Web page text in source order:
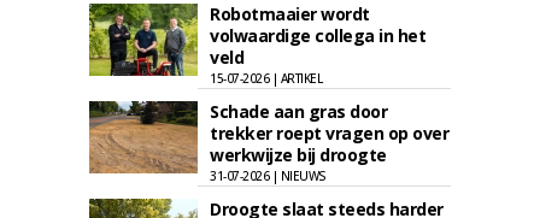
Robotmaaier wordt
volwaardige collega in het
veld
15-07-2026 | ARTIKEL
Schade aan gras door
trekker roept vragen op over
werkwijze bij droogte
31-07-2026 | NIEUWS
Droogte slaat steeds harder